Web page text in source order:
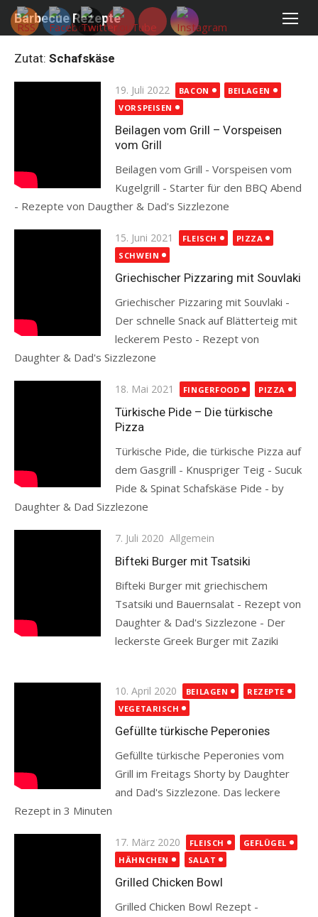
Skip
Barbecue Rezepte
Zutat: Schafskäse
Posted
on
19. Juli 2022 BACON
BEILAGEN
VORSPEISEN
Beilagen vom Grill – Vorspeisen
vom Grill
Beilagen vom Grill - Vorspeisen vom
Kugelgrill - Starter für den BBQ Abend
- Rezepte von Daugther & Dad's Sizzlezone
Posted
on
15. Juni 2021 FLEISCH
PIZZA
SCHWEIN
Griechischer Pizzaring mit Souvlaki
Griechischer Pizzaring mit Souvlaki -
Der schnelle Snack auf Blätterteig mit
leckerem Pesto - Rezept von
Daughter & Dad's Sizzlezone
Posted
on
18. Mai 2021 FINGERFOOD PIZZA
Türkische Pide – Die türkische
Pizza
Türkische Pide, die türkische Pizza auf
dem Gasgrill - Knuspriger Teig - Sucuk
Pide & Spinat Schafskäse Pide - by
Daughter & Dad Sizzlezone
Posted
on
7. Juli 2020 Allgemein
Bifteki Burger mit Tsatsiki
Bifteki Burger mit griechischem
Tsatsiki und Bauernsalat - Rezept von
Daughter & Dad's Sizzlezone - Der
leckerste Greek Burger mit Zaziki
Posted
on
10. April 2020 BEILAGEN
REZEPTE
VEGETARISCH
Gefüllte türkische Peperonies
Gefüllte türkische Peperonies vom
Grill im Freitags Shorty by Daughter
and Dad's Sizzlezone. Das leckere
Rezept in 3 Minuten
Posted
on
17. März 2020 FLEISCH
GEFLÜGEL
HÄHNCHEN
SALAT
Grilled Chicken Bowl
Grilled Chicken Bowl Rezept -